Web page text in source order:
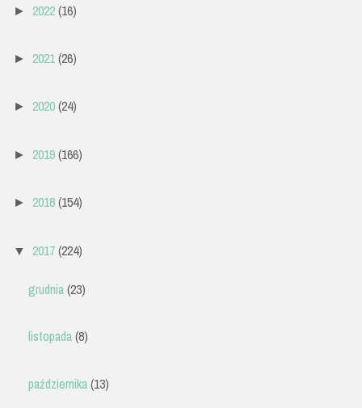
► 2022(16)
► 2021(26)
► 2020(24)
► 2019(166)
► 2018(154)
▼ 2017(224)
grudnia(23)
listopada(8)
października(13)